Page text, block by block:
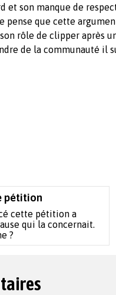
et son manque de
pense que cette
rôle de clipper après
de la communauté il
pétition
cette pétition a
qui la concernait.
?